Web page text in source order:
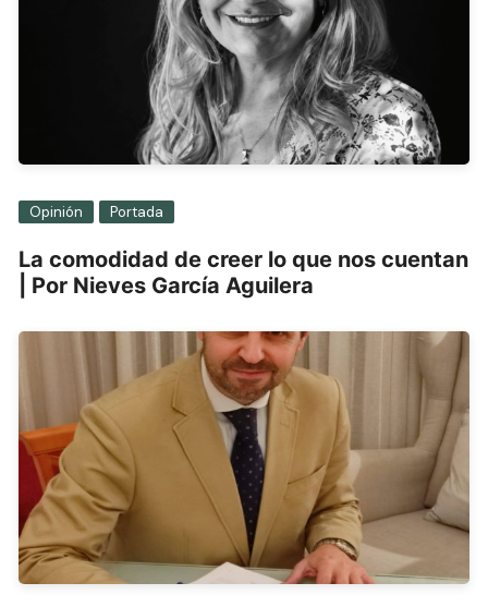
Opinión Portada
La comodidad de creer lo que nos cuentan
| Por Nieves García Aguilera